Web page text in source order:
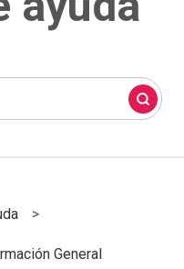
General